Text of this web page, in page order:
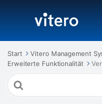
Start Vitero Management
Erweiterte Funktionalität
Suche
nach